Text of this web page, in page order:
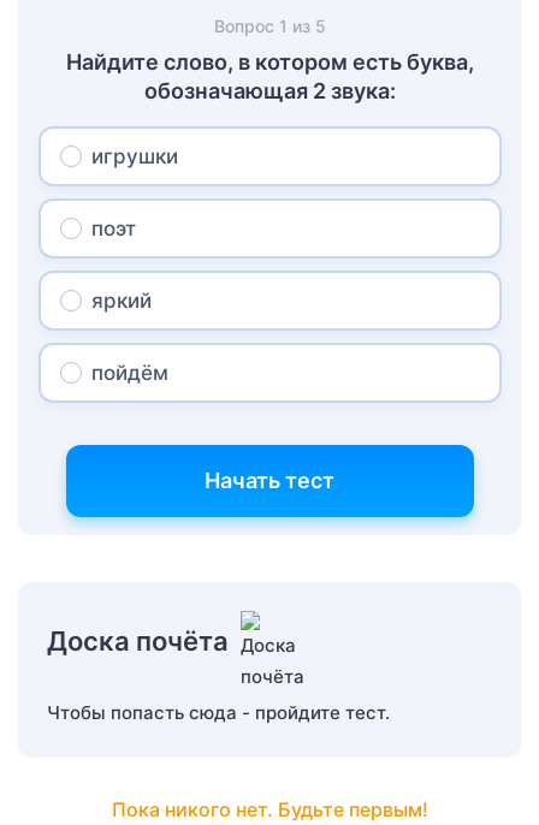
Вопрос 1 из 5
Найдите слово, в котором есть буква,
обозначающая 2 звука:
игрушки
поэт
яркий
пойдём
Начать тест
Доска почёта
Чтобы попасть сюда - пройдите тест.
Пока никого нет. Будьте первым!